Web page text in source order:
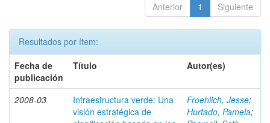
Anterior 1 Siguiente
Resultados por ítem:
Fecha de
publicación
Título Autor(es)
2008-03
Infraestructura verde: Una
visión estratégica de
Froehlich, Jesse;
Hurtado, Pamela;